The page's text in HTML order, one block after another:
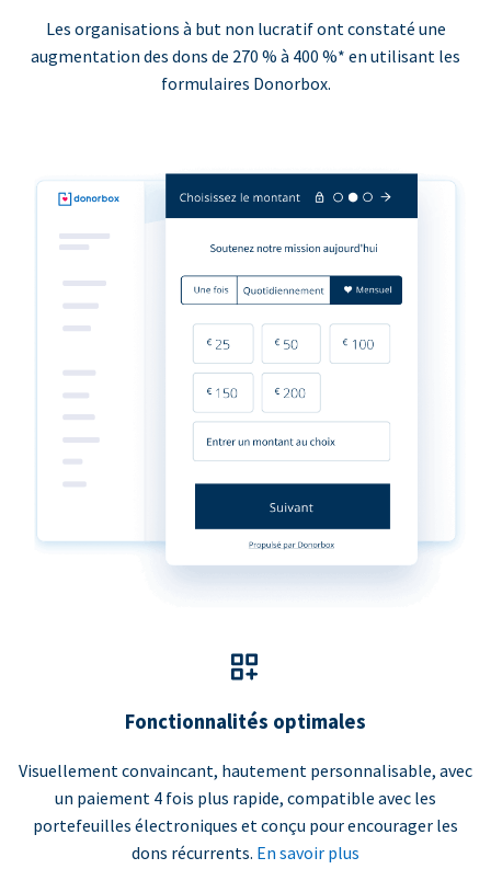
Les organisations à but non lucratif ont constaté une
augmentation des dons de 270 % à 400 %* en utilisant les
formulaires Donorbox.
Fonctionnalités optimales
Visuellement convaincant, hautement personnalisable, avec
un paiement 4 fois plus rapide, compatible avec les
portefeuilles électroniques et conçu pour encourager les
dons récurrents. En savoir plus